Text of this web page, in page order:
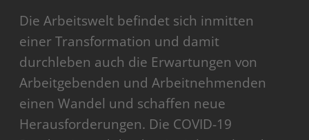
Die Arbeitswelt befindet sich inmitten
einer Transformation und damit
durchleben auch die Erwartungen von
Arbeitgebenden und Arbeitnehmenden
einen Wandel und schaffen neue
Herausforderungen. Die COVID-19